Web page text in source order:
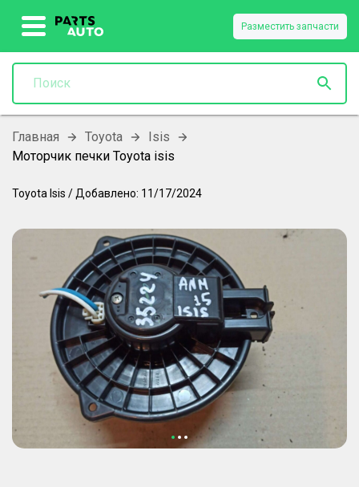
Разместить запчасти
Главная Toyota
Isis
Моторчик печки Toyota isis
Toyota Isis / Добавлено: 11/17/2024